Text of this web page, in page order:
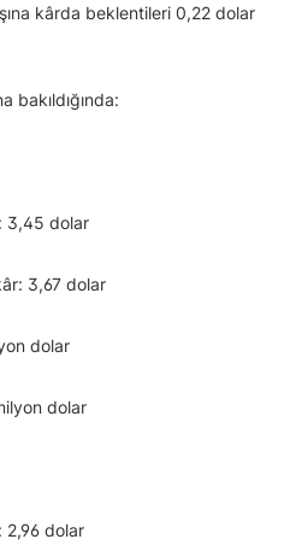
kârda beklentileri 0,22 dolar
bakıldığında:
3,45 dolar
3,67 dolar
dolar
dolar
2,96 dolar